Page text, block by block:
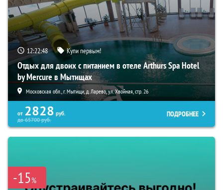
12:22:47 Купи первым!
Отдых для двоих с питанием в отеле Arthurs Spa Hotel
by Mercure в Мытищах
Московская обл., г. Мытищи, д. Ларево, ул. Хвойная, стр. 26
от 2828 руб.
до65700руб.
ПОДРОБНЕЕ
-15%